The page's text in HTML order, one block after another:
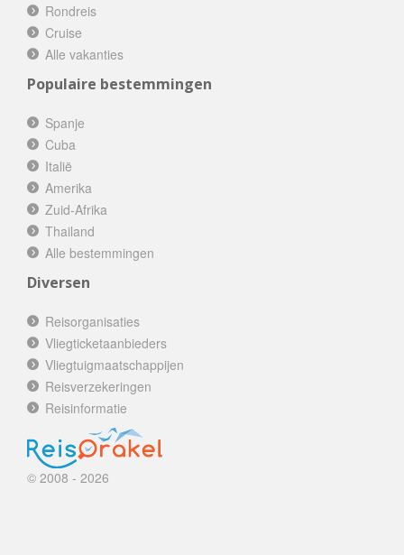
Rondreis
Cruise
Alle vakanties
Populaire bestemmingen
Spanje
Cuba
Italië
Amerika
Zuid-Afrika
Thailand
Alle bestemmingen
Diversen
Reisorganisaties
Vliegticketaanbieders
Vliegtuigmaatschappijen
Reisverzekeringen
Reisinformatie
© 2008 - 2026